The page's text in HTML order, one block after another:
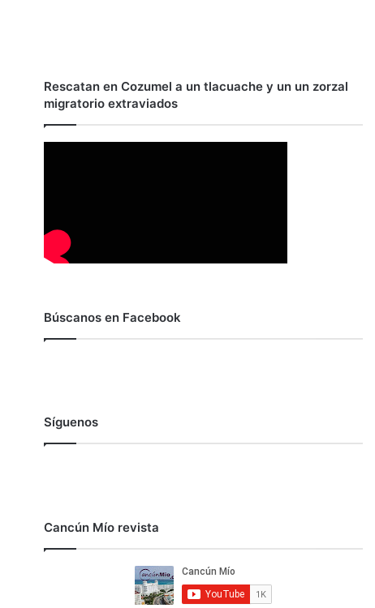
Rescatan en Cozumel a un tlacuache y un un zorzal
migratorio extraviados
Búscanos en Facebook
Síguenos
Cancún Mío revista